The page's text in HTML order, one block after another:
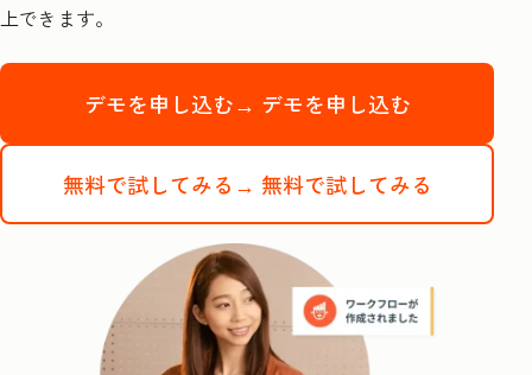
上できます。
デモを申し込む→ デモを申し込む
無料で試してみる→ 無料で試してみる